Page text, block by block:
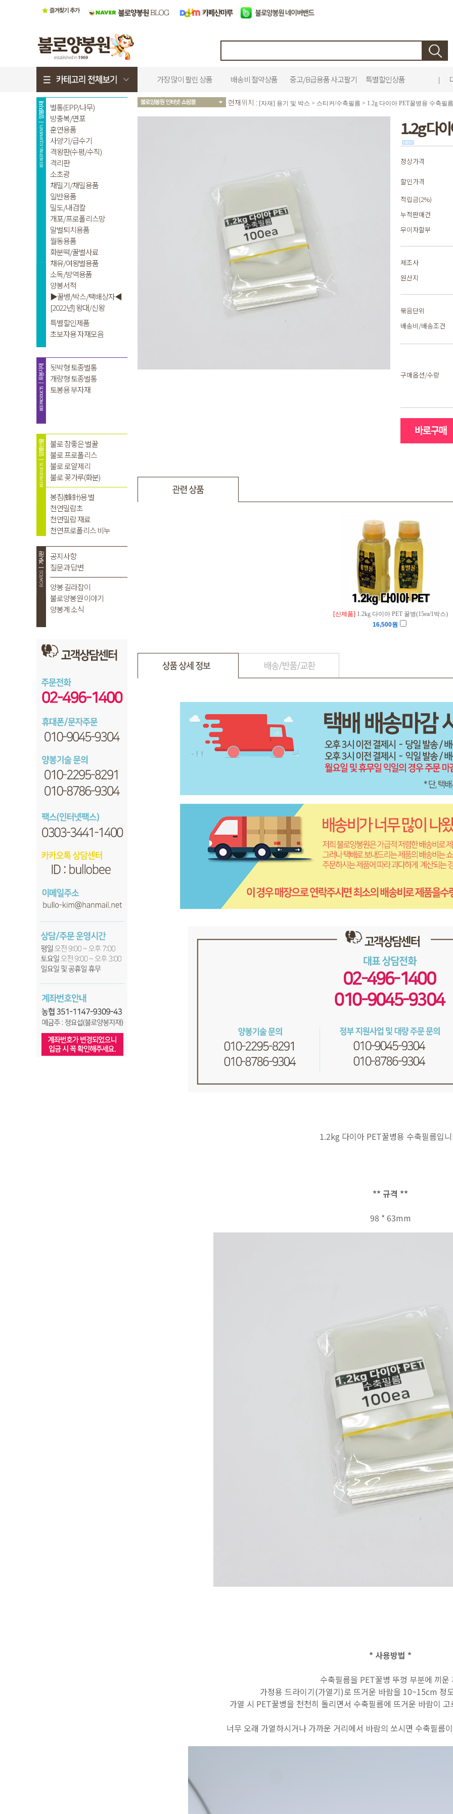
가장 많이 팔린 상품 배송비 절약상품 중고/B급용품 사고팔기 특별할인상품 |
현재위치 : [자재] 용기 및 박스 > 스티커/수축필름 > 1.2g 다이아 PET꿀병용 수축필
1.2g 다
정상가격
할인가격
적립금(2%)
누적판매건
무이자할부
제조사
원산지
묶음단위
배송비/배송조건
구매옵션/수량
[신제품] 1.2kg 다이아 PET 꿀병(15ea/1박스)
16,500원
1.2kg 다이아 PET꿀병용 수축필름입
** 규격 **
98 * 63mm
* 사용방법 *
수축필름을 PET꿀병 뚜껑 부분에 끼
가정용 드라이기(가열기)로 뜨거운 바람을 10~15cm 정
가열 시 PET꿀병을 천천히 돌리면서 수축필름에 뜨거운 바람이
너무 오래 가열하시거나 가까운 거리에서 바람의 쏘시면 수축필름